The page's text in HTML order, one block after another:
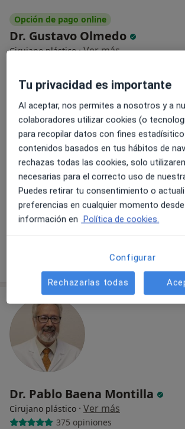
Opción de pago online
Dr. Gustavo Olmedo
Cirujano plástico·Ver más
Especialista en liposucción y
Más de 20 años en cirugía estética
Resultados naturales con trato
Dirección 1
Dirección 2
Carrer de Matias Perelló 58,
Clínica Lubens
Dr. Pablo Baena Montilla
Cirujano plástico · Ver más
375 opiniones
Tu privacidad es importante
Al aceptar, nos permites a nosotros y a
colaboradores utilizar cookies (o
para recopilar datos con fines
contenidos basados en tus hábitos de
rechazas todas las cookies, solo
necesarias para el correcto uso de
Puedes retirar tu consentimiento o
preferencias en cualquier momento
información en Política de cookies.
Configurar
Rechazarlas todas